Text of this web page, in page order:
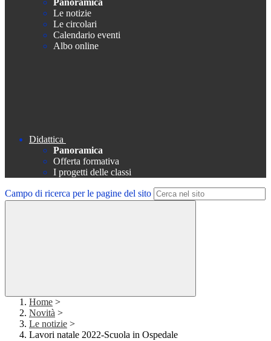
Panoramica
Le notizie
Le circolari
Calendario eventi
Albo online
Didattica
Panoramica
Offerta formativa
I progetti delle classi
Campo di ricerca per le pagine del sito
Home >
Novità >
Le notizie >
Lavori natale 2022-Scuola in Ospedale